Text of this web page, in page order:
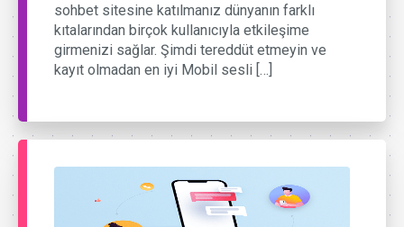
sohbet sitesine katılmanız dünyanın farklı
kıtalarından birçok kullanıcıyla etkileşime
girmenizi sağlar. Şimdi tereddüt etmeyin ve
kayıt olmadan en iyi Mobil sesli […]